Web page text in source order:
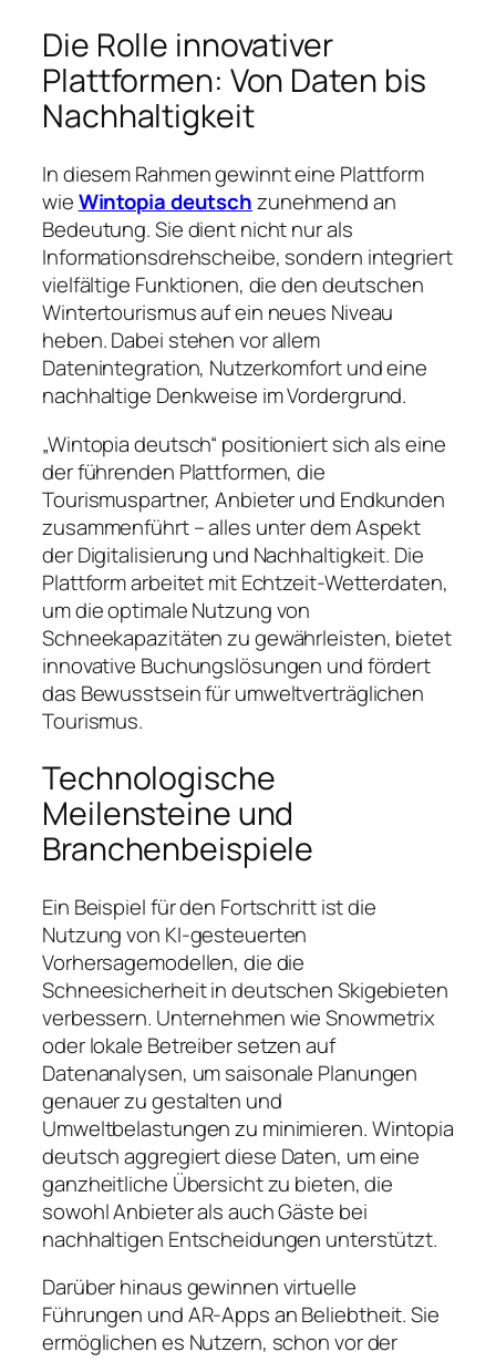
Die Rolle innovativer
Plattformen: Von Daten bis
Nachhaltigkeit
In diesem Rahmen gewinnt eine Plattform
wieWintopia deutschzunehmend an
Bedeutung. Sie dient nicht nur als
Informationsdrehscheibe, sondern integriert
vielfältige Funktionen, die den deutschen
Wintertourismus auf ein neues Niveau
heben. Dabei stehen vor allem
Datenintegration, Nutzerkomfort und eine
nachhaltige Denkweise im Vordergrund.
„Wintopia deutsch“ positioniert sich als eine
der führenden Plattformen, die
Tourismuspartner, Anbieter und Endkunden
zusammenführt – alles unter dem Aspekt
der Digitalisierung und Nachhaltigkeit. Die
Plattform arbeitet mit Echtzeit-Wetterdaten,
um die optimale Nutzung von
Schneekapazitäten zu gewährleisten, bietet
innovative Buchungslösungen und fördert
das Bewusstsein für umweltverträglichen
Tourismus.
Technologische
Meilensteine und
Branchenbeispiele
Ein Beispiel für den Fortschritt ist die
Nutzung von KI-gesteuerten
Vorhersagemodellen, die die
Schneesicherheit in deutschen Skigebieten
verbessern. Unternehmen wie Snowmetrix
oder lokale Betreiber setzen auf
Datenanalysen, um saisonale Planungen
genauer zu gestalten und
Umweltbelastungen zu minimieren.Wintopia
deutschaggregiert diese Daten, um eine
ganzheitliche Übersicht zu bieten, die
sowohl Anbieter als auch Gäste bei
nachhaltigen Entscheidungen unterstützt.
Darüber hinaus gewinnen virtuelle
Führungen und AR-Apps an Beliebtheit. Sie
ermöglichen es Nutzern, schon vor der